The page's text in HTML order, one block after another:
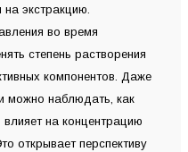
экстракцию.
во время
степень растворения
компонентов. Даже
можно наблюдать, как
на концентрацию
открывает перспективу